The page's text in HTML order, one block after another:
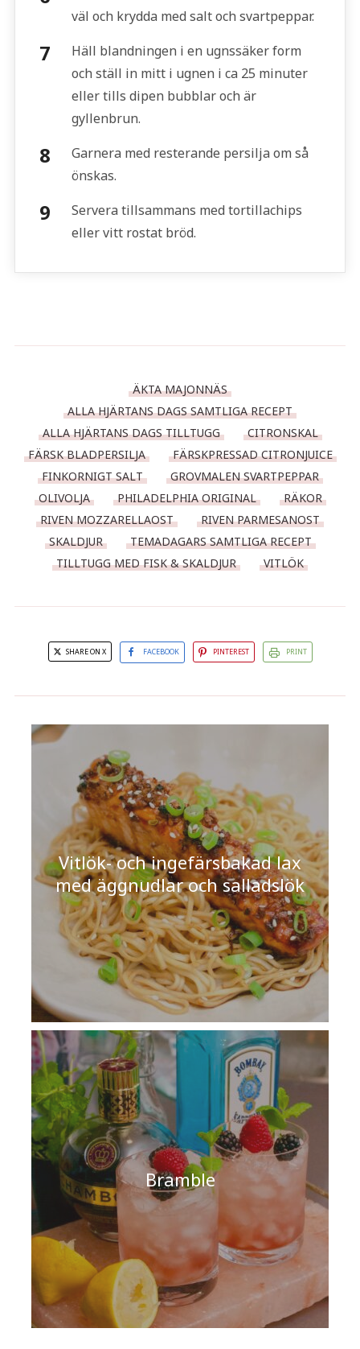
väl och krydda med salt och svartpeppar.
Häll blandningen i en ugnssäker form
och ställ in mitt i ugnen i ca 25 minuter
eller tills dipen bubblar och är
gyllenbrun.
Garnera med resterande persilja om så
önskas.
Servera tillsammans med tortillachips
eller vitt rostat bröd.
ÄKTA MAJONNÄS
ALLA HJÄRTANS DAGS SAMTLIGA RECEPT
ALLA HJÄRTANS DAGS TILLTUGG
CITRONSKAL
FÄRSK BLADPERSILJA
FÄRSKPRESSAD CITRONJUICE
FINKORNIGT SALT
GROVMALEN SVARTPEPPAR
OLIVOLJA
PHILADELPHIA ORIGINAL
RÄKOR
RIVEN MOZZARELLAOST
RIVEN PARMESANOST
SKALDJUR
TEMADAGARS SAMTLIGA RECEPT
TILLTUGG MED FISK & SKALDJUR
VITLÖK
SHARE ON X FACEBOOK PINTEREST PRINT
Vitlök- och ingefärsbakad lax
med äggnudlar och salladslök
Bramble